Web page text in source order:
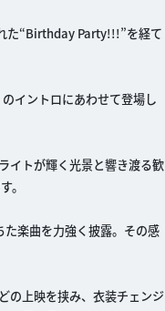
た“Birthday Party!!!”を経て
イントロにあわせて登場し
イトが輝く光景と響き渡る歓
。
楽曲を力強く披露。その感
の上映を挟み、衣装チェンジ